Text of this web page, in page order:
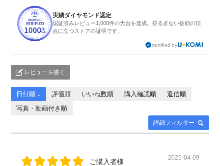
実績ダイヤモンド認定
認証済みレビュー1,000件の大台を達成。揺るぎない信頼の頂
点に立つストアの証明です。
certified by
レビューを書く
詳細フィルター
日付順 ↓ 評価順 いいね数順 購入確認順
返信順
写真・動画付き順
ご購入者様 2025-04-09